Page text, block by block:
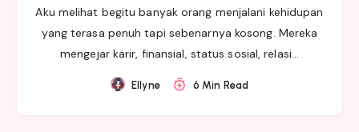
Aku melihat begitu banyak orang menjalani kehidupan
yang terasa penuh tapi sebenarnya kosong. Mereka
mengejar karir, finansial, status sosial, relasi…
Ellyne 6 Min Read